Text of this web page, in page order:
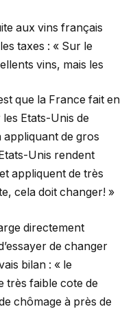
aux vins français
taxes : « Sur le
vins, mais les
que la France fait en
Etats-Unis de
de gros
Unis rendent
appliquent de très
cela doit changer! »
directement
de changer
bilan : « le
très faible cote de
chômage à près de